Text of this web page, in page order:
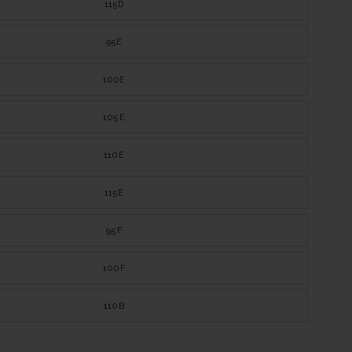
115D
95E
100E
105E
110E
115E
95F
100F
110B